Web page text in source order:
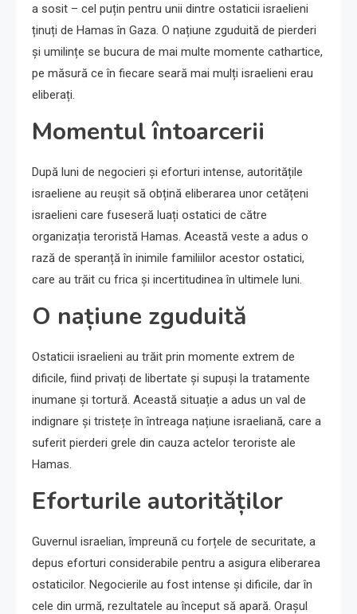
a sosit – cel puțin pentru unii dintre ostaticii israelieni
ținuți de Hamas în Gaza. O națiune zguduită de pierderi
și umilințe se bucura de mai multe momente cathartice,
pe măsură ce în fiecare seară mai mulți israelieni erau
eliberați.
Momentul întoarcerii
După luni de negocieri și eforturi intense, autoritățile
israeliene au reușit să obțină eliberarea unor cetățeni
israelieni care fuseseră luați ostatici de către
organizația teroristă Hamas. Această veste a adus o
rază de speranță în inimile familiilor acestor ostatici,
care au trăit cu frica și incertitudinea în ultimele luni.
O națiune zguduită
Ostaticii israelieni au trăit prin momente extrem de
dificile, fiind privați de libertate și supuși la tratamente
inumane și tortură. Această situație a adus un val de
indignare și tristețe în întreaga națiune israeliană, care a
suferit pierderi grele din cauza actelor teroriste ale
Hamas.
Eforturile autorităților
Guvernul israelian, împreună cu forțele de securitate, a
depus eforturi considerabile pentru a asigura eliberarea
ostaticilor. Negocierile au fost intense și dificile, dar în
cele din urmă, rezultatele au început să apară. Orașul